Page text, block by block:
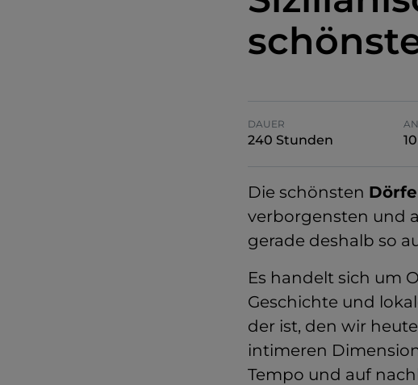
DAUER
240 Stunden 10
Die schönsten
verborgensten und
gerade deshalb so
Es handelt sich um
Geschichte und
der ist, den wir
intimeren
Tempo und auf